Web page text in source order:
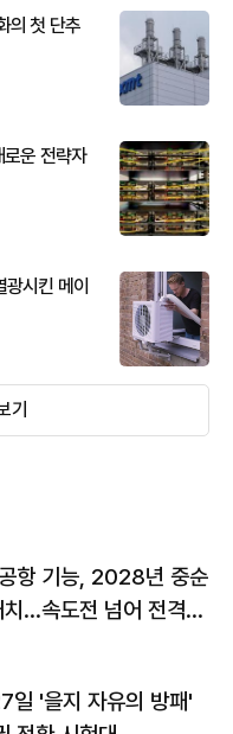
의 첫 단추
운 전략자
시킨 메이
기
항 기능, 2028년 중순
…속도전 넘어 전격
'을지 자유의 방패'